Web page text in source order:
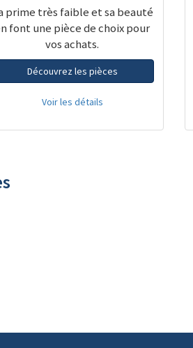
prime très faible et sa beauté
font une pièce de choix pour
vos achats.
Découvrez les pièces
Voir les détails